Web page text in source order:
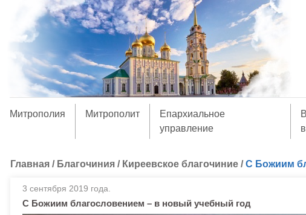
Митрополия Митрополит
Епархиальное
управление
Главная / Благочиния / Киреевское благочиние /С Божиим
3 сентября 2019 года.
С Божиим благословением – в новый учебный год